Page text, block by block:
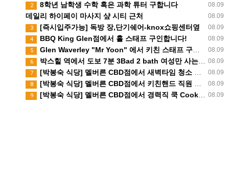
08.09
2 8학년 남학생 수학 혹은 과학 튜터 구합니다
08.09
데일리 하이페이 마사지 샾 시티 근처
08.09
3 [즉시입주가능] 독방 장,단기쉐어-knox쇼핑센터옆
08.09
4 BBQ King Glen점에서 홀 스태프 구인합니다!
08.09
5 Glen Waverley "Mr Yoon" 에서 키친 스태프 구인합니다.
08.09
6 박스힐 역에서 도보 7분 3Bad 2 bath 여성만 사는집 독방 쉐어생 찾습니다 (280불 빌포함)
08.09
7 [박봉숙 식당] 멜버른 CBD점에서 새벽타임 청소 직원 채용합니다 (경력자 환영)
08.09
8 [박봉숙 식당] 멜버른 CBD점에서 키친핸드 직원 채용합니다
08.09
9 [박봉숙 식당] 멜버른 CBD점에서 경력직 쿡 Cook 직원 채용합니다